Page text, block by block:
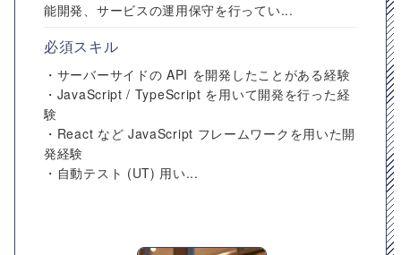
能開発、サービスの運用保守を行ってい...
必須スキル
・サーバーサイドの API を開発したことがある経験
・JavaScript / TypeScript を用いて開発を行った経
験
・React など JavaScript フレームワークを用いた開
発経験
・自動テスト (UT) 用い...